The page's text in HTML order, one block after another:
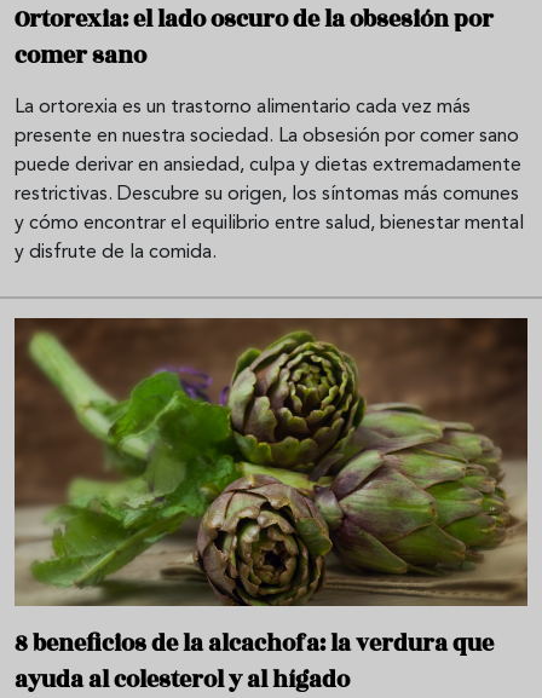
Ortorexia: el lado oscuro de la obsesión por
comer sano
La ortorexia es un trastorno alimentario cada vez más
presente en nuestra sociedad. La obsesión por comer sano
puede derivar en ansiedad, culpa y dietas extremadamente
restrictivas. Descubre su origen, los síntomas más comunes
y cómo encontrar el equilibrio entre salud, bienestar mental
y disfrute de la comida.
8 beneficios de la alcachofa: la verdura que
ayuda al colesterol y al hígado